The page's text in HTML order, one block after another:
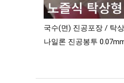
국수(면) 진공포장 / 탁
나일론 진공봉투